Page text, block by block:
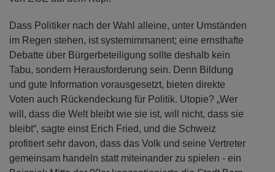
Dass Politiker nach der Wahl alleine, unter Umständen
im Regen stehen, ist systemimmanent; eine ernsthafte
Debatte über Bürgerbeteiligung sollte deshalb kein
Tabu, sondern Herausforderung sein. Denn Bildung
und gute Information vorausgesetzt, bieten direkte
Voten auch Rückendeckung für Politik. Utopie? „Wer
will, dass die Welt bleibt wie sie ist, will nicht, dass sie
bleibt“, sagte einst Erich Fried, und die Schweiz
profitiert sehr davon, dass das Volk und seine Vertreter
gemeinsam handeln statt miteinander zu spielen - ein